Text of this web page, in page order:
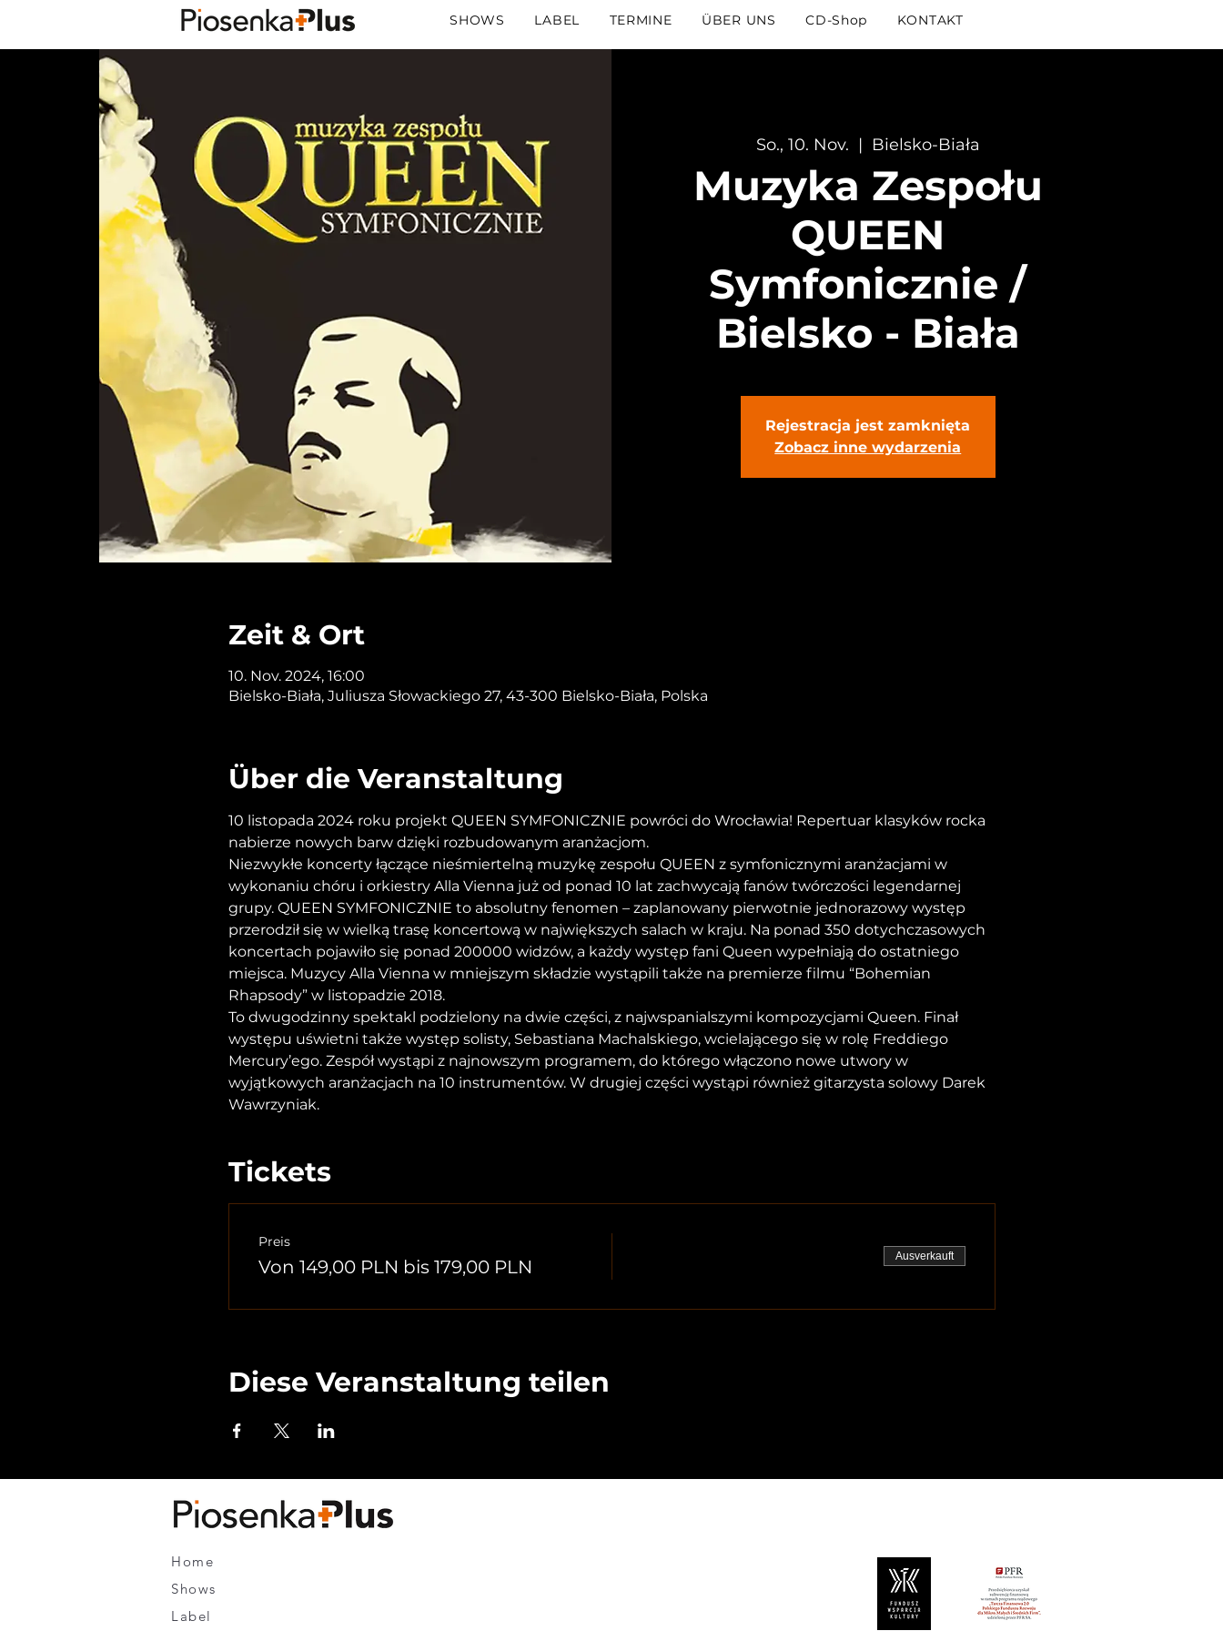
SHOWS LABEL TERMINE ÜBER UNS CD-Shop KONTAKT
So., 10. Nov.
  |
Bielsko-Biała
Muzyka Zespołu
QUEEN
Symfonicznie /
Bielsko - Biała
Rejestracja jest zamknięta
Zobacz inne wydarzenia
Zeit & Ort
10. Nov. 2024, 16:00
Bielsko-Biała, Juliusza Słowackiego 27, 43-300 Bielsko-Biała, Polska
Über die Veranstaltung
10 listopada 2024 roku projekt QUEEN SYMFONICZNIE powróci do Wrocławia! Repertuar klasyków rocka
nabierze nowych barw dzięki rozbudowanym aranżacjom.
Niezwykłe koncerty łączące nieśmiertelną muzykę zespołu QUEEN z symfonicznymi aranżacjami w
wykonaniu chóru i orkiestry Alla Vienna już od ponad 10 lat zachwycają fanów twórczości legendarnej
grupy. QUEEN SYMFONICZNIE to absolutny fenomen – zaplanowany pierwotnie jednorazowy występ
przerodził się w wielką trasę koncertową w największych salach w kraju. Na ponad 350 dotychczasowych
koncertach pojawiło się ponad 200000 widzów, a każdy występ fani Queen wypełniają do ostatniego
miejsca. Muzycy Alla Vienna w mniejszym składzie wystąpili także na premierze filmu “Bohemian
Rhapsody” w listopadzie 2018.
To dwugodzinny spektakl podzielony na dwie części, z najwspanialszymi kompozycjami Queen. Finał
występu uświetni także występ solisty, Sebastiana Machalskiego, wcielającego się w rolę Freddiego
Mercury’ego. Zespół wystąpi z najnowszym programem, do którego włączono nowe utwory w
wyjątkowych aranżacjach na 10 instrumentów. W drugiej części wystąpi również gitarzysta solowy Darek
Wawrzyniak.
Tickets
Preis
Von 149,00 PLN bis 179,00 PLN Ausverkauft
Diese Veranstaltung teilen
Home
Shows
Label